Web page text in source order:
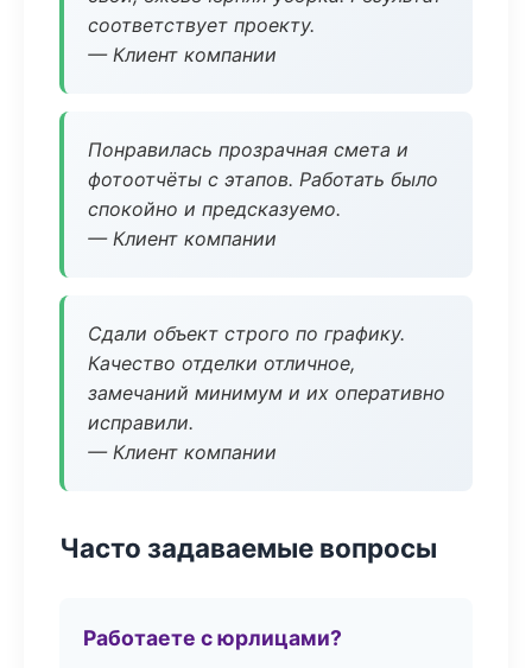
соответствует проекту.
— Клиент компании
Понравилась прозрачная смета и
фотоотчёты с этапов. Работать было
спокойно и предсказуемо.
— Клиент компании
Сдали объект строго по графику.
Качество отделки отличное,
замечаний минимум и их оперативно
исправили.
— Клиент компании
Часто задаваемые вопросы
Работаете с юрлицами?